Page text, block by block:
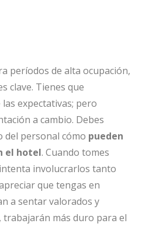
períodos de alta ocupación,
clave. Tienes que
expectativas; pero
a cambio. Debes
del personal cómo pueden
el hotel. Cuando tomes
involucrarlos tanto
que tengas en
a sentar valorados y
más duro para el